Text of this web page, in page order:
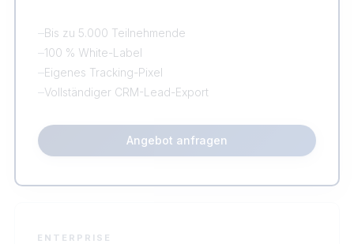
–Bis zu 5.000 Teilnehmende
–100 % White-Label
–Eigenes Tracking-Pixel
–Vollständiger CRM-Lead-Export
Angebot anfragen
ENTERPRISE